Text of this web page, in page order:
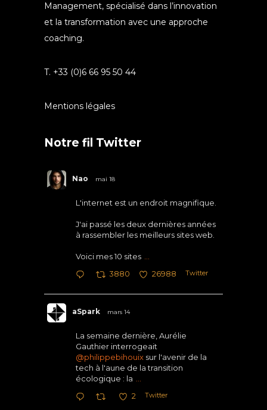
Management, spécialisé dans l’innovation
et la transformation avec une approche
coaching.
T. +33 (0)6 66 95 50 44
Mentions légales
Notre fil Twitter
Nao mai 18
L'internet est un endroit magnifique.
J'ai passé les deux dernières années
à rassembler les meilleurs sites web.
Voici mes 10 sites
3880 26988 Twitter
aSpark mars 14
La semaine dernière, Aurélie
Gauthier interrogeait
@philippebihouix sur l'avenir de la
tech à l'aune de la transition
écologique : la
2 Twitter